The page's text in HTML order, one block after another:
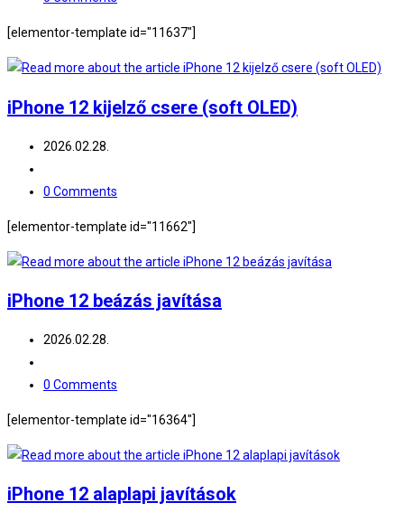
[elementor-template id="11637"]
iPhone 12 kijelző csere (soft OLED)
Post
2026.02.28.
category:
Post
0 Comments
[elementor-template id="11662"]
iPhone 12 beázás javítása
Post
2026.02.28.
category:
Post
0 Comments
[elementor-template id="16364"]
iPhone 12 alaplapi javítások